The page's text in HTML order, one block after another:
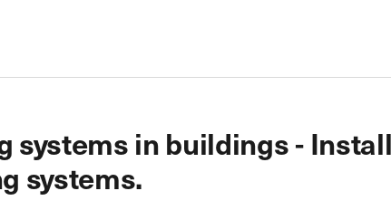
systems in buildings -
systems.